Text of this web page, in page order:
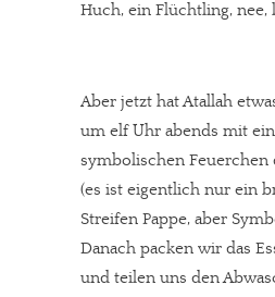
Huch, ein Flüchtling, nee,
Aber jetzt hat Atallah
um elf Uhr abends mit
symbolischen Feuerchen
(es ist eigentlich nur ein
Streifen Pappe, aber
Danach packen wir das
und teilen uns den